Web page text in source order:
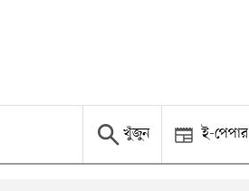
খুঁজুন ই-পেপার